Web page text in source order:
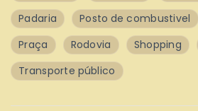
Padaria
Posto de combustivel
Praça
Rodovia Shopping
Transporte público